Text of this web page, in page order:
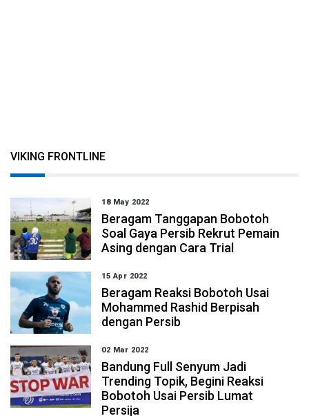
VIKING FRONTLINE
18 May 2022
Beragam Tanggapan Bobotoh
Soal Gaya Persib Rekrut Pemain
Asing dengan Cara Trial
15 Apr 2022
Beragam Reaksi Bobotoh Usai
Mohammed Rashid Berpisah
dengan Persib
02 Mar 2022
Bandung Full Senyum Jadi
Trending Topik, Begini Reaksi
Bobotoh Usai Persib Lumat
Persija